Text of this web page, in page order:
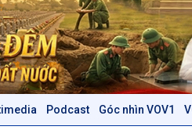
Podcast Góc nhìn VOV1